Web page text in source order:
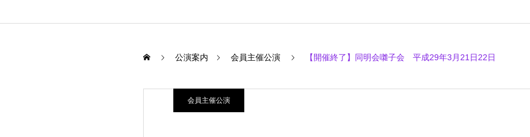
公演案内 会員主催公演 【開催終了】同明会囃子会 平成29年3月21日22日
会員主催公演